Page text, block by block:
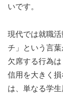
いです。
現代では就職
チ」という言
欠席する行為
信用を大きく
は、単なる学